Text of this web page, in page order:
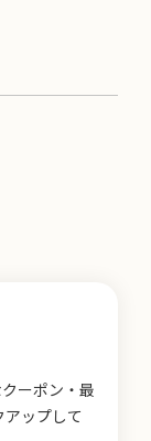
ーポン・最
ップして